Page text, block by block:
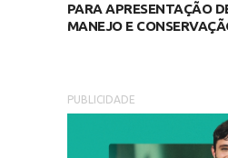
PARA APRESENTAÇÃO
MANEJO E
PUBLICIDADE